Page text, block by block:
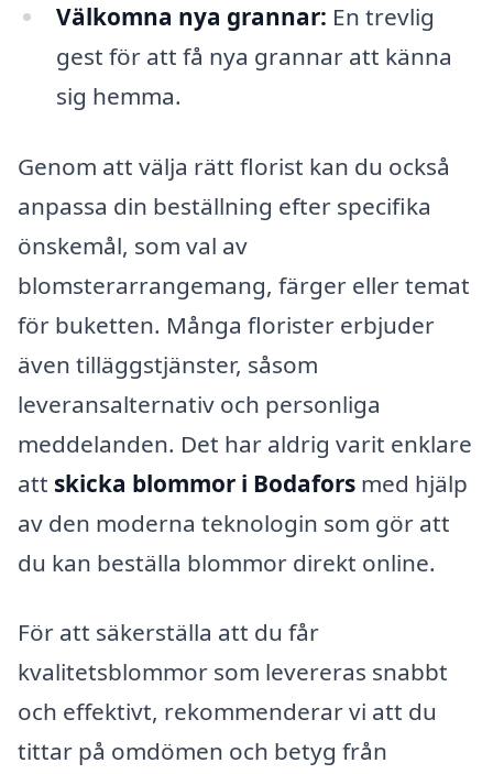
Välkomna nya grannar: En trevlig
gest för att få nya grannar att känna
sig hemma.
Genom att välja rätt florist kan du också
anpassa din beställning efter specifika
önskemål, som val av
blomsterarrangemang, färger eller temat
för buketten. Många florister erbjuder
även tilläggstjänster, såsom
leveransalternativ och personliga
meddelanden. Det har aldrig varit enklare
att skicka blommor i Bodafors med hjälp
av den moderna teknologin som gör att
du kan beställa blommor direkt online.
För att säkerställa att du får
kvalitetsblommor som levereras snabbt
och effektivt, rekommenderar vi att du
tittar på omdömen och betyg från